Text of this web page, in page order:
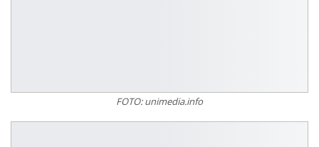
FOTO: unimedia.info